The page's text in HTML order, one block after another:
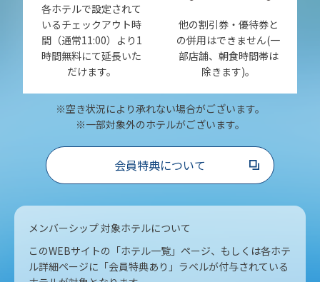
各ホテルで設定されて
いるチェックアウト時
間（通常11:00）より1
時間無料にて延長いた
だけます。
他の割引券・優待券と
の併用はできません(一
部店舗、朝食時間帯は
除きます)。
※空き状況により承れない場合がございます。
※一部対象外のホテルがございます。
会員特典について
メンバーシップ 対象ホテルについて
このWEBサイトの「ホテル一覧」ページ、もしくは各ホテ
ル詳細ページに「会員特典あり」ラベルが付与されている